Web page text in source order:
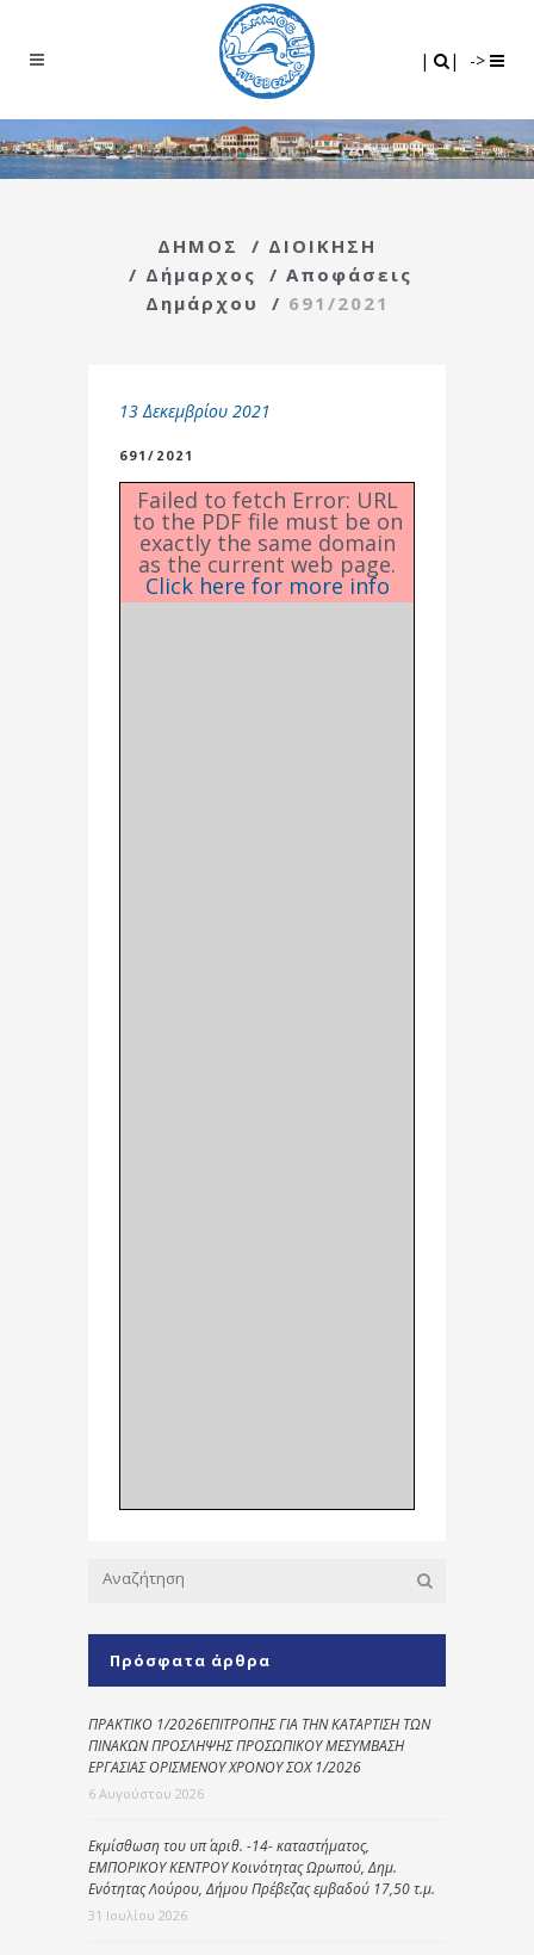
| | ->
ΔΗΜΟΣ / ΔΙΟΙΚΗΣΗ
/ Δήμαρχος / Αποφάσεις
Δημάρχου
/ 691/2021
13 Δεκεμβρίου 2021
691/2021
Failed to fetch Error: URL
to the PDF file must be on
exactly the same domain
as the current web page.
Click here for more info
Πρόσφατα άρθρα
ΠΡΑΚΤΙΚΟ 1/2026ΕΠΙΤΡΟΠΗΣ ΓΙΑ ΤΗΝ ΚΑΤΑΡΤΙΣΗ ΤΩΝ
ΠΙΝΑΚΩΝ ΠΡΟΣΛΗΨΗΣ ΠΡΟΣΩΠΙΚΟΥ ΜΕΣΥΜΒΑΣΗ
ΕΡΓΑΣΙΑΣ ΟΡΙΣΜΕΝΟΥ ΧΡΟΝΟΥ ΣΟΧ 1/2026
6 Αυγούστου 2026
Εκμίσθωση του υπ΄ αριθ. -14- καταστήματος,
ΕΜΠΟΡΙΚΟΥ ΚΕΝΤΡΟΥ Κοινότητας Ωρωπού, Δημ.
Ενότητας Λούρου, Δήμου Πρέβεζας εμβαδού 17,50 τ.μ.
31 Ιουλίου 2026